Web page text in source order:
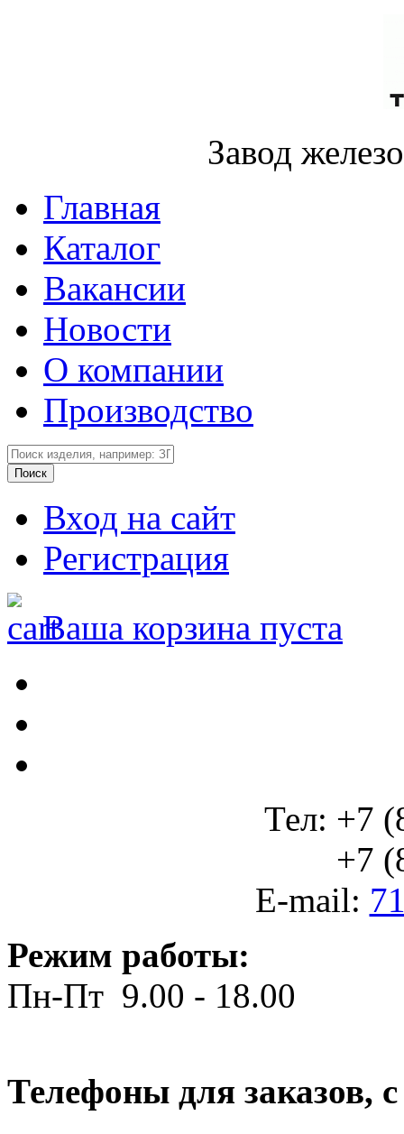
Завод
Главная
Каталог
Вакансии
Новости
О компании
Производство
Вход на сайт
Регистрация
Ваша корзина пуста
Тел: +7
+7
E-mail:
Режим работы:
Пн-Пт 9.00 - 18.00
Телефоны для заказов,